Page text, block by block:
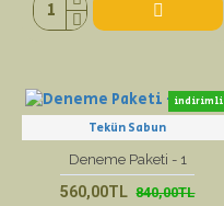
indirimli
Tekün Sabun
Deneme Paketi - 1
560,00TL 840,00TL